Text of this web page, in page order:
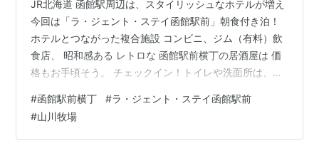
JR北海道 函館駅周辺は、スタイリッシュなホテルが増え
今回は「ラ・ジェント・ステイ函館駅前」朝食付き泊！
ホテルとつながった複合施設 コンビニ、ジム（有料）飲
食店、 昭和感ある レトロな 函館駅前横丁の居酒屋は 価
格もお手頃そう。 チェックイン！トイレや洗面所は、最
ある方は動画をご覧下さい。 （金森赤レンガ倉庫、朝食
ビュッフェ） www.youtube.com JAL DP（ダイナミック
パッケージ）のお部屋、スタンダードツイン 20㎡。 窓か
#函館駅前横丁 #ラ・ジェント・ステイ函館駅前
#山川牧場